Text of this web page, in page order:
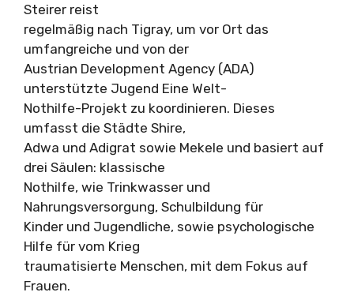
Steirer reist
regelmäßig nach Tigray, um vor Ort das
umfangreiche und von der
Austrian Development Agency (ADA)
unterstützte Jugend Eine Welt-
Nothilfe-Projekt zu koordinieren. Dieses
umfasst die Städte Shire,
Adwa und Adigrat sowie Mekele und basiert auf
drei Säulen: klassische
Nothilfe, wie Trinkwasser und
Nahrungsversorgung, Schulbildung für
Kinder und Jugendliche, sowie psychologische
Hilfe für vom Krieg
traumatisierte Menschen, mit dem Fokus auf
Frauen.